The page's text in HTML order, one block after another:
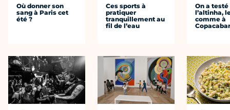
Où donner son
sang à Paris cet
été ?
Ces sports à
pratiquer
tranquillement au
fil de l’eau
On a testé
l’altinha,
comme à